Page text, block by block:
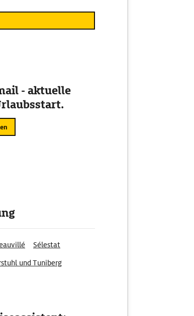
- aktuelle
Sélestat
und Tuniberg